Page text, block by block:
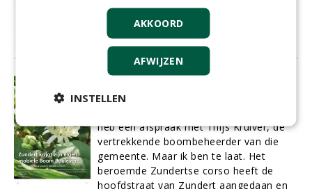
boom Boulevard
heb een afspraak met Thijs Kruiver, de
vertrekkende boombeheerder van die
gemeente. Maar ik ben te laat. Het
beroemde Zundertse corso heeft de
hoofdstraat van Zundert aangedaan en
AKKOORD
AFWIJZEN
INSTELLEN